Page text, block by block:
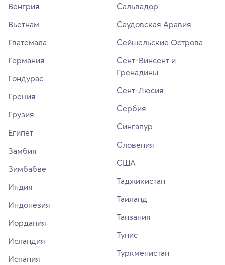
Венгрия
Вьетнам
Гватемала
Германия
Гондурас
Греция
Грузия
Египет
Замбия
Зимбабве
Индия
Индонезия
Иордания
Исландия
Испания
Сальвадор
Саудовская Аравия
Сейшельские Острова
Сент-Винсент и
Гренадины
Сент-Люсия
Сербия
Сингапур
Словения
США
Таджикистан
Таиланд
Танзания
Тунис
Туркменистан